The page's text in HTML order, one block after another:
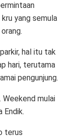
yang semula
hal itu tak
hari, terutama
pengunjung.
Weekend mulai
Endik.
terus